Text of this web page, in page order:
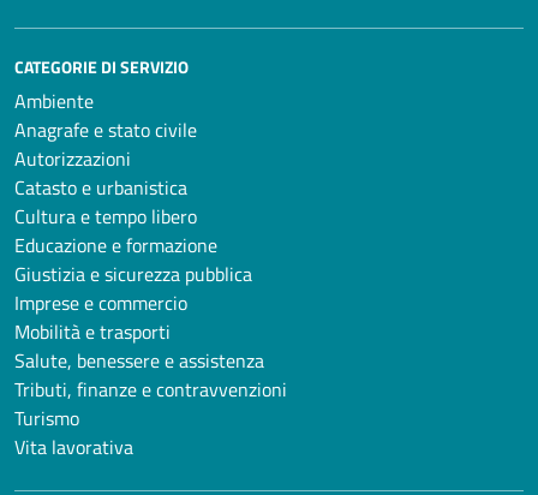
CATEGORIE DI SERVIZIO
Ambiente
Anagrafe e stato civile
Autorizzazioni
Catasto e urbanistica
Cultura e tempo libero
Educazione e formazione
Giustizia e sicurezza pubblica
Imprese e commercio
Mobilità e trasporti
Salute, benessere e assistenza
Tributi, finanze e contravvenzioni
Turismo
Vita lavorativa